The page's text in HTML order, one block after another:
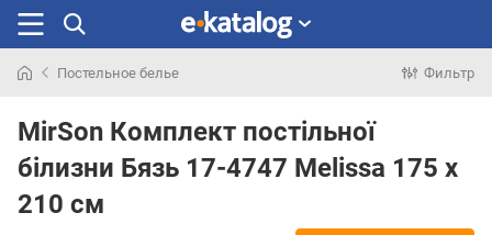
раньше
Постельное белье Фильтр
MirSon Комплект постільної
білизни Бязь 17-4747 Melissa 175 x
210 см